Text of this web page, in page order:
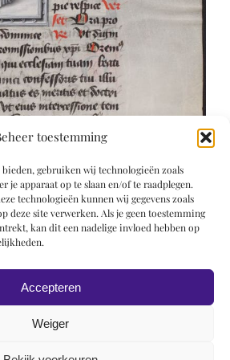
toestemming
gebruiken wij technologieën zoals
je apparaat op te slaan en/of te raadplegen.
technologieën kunnen wij gegevens zoals
deze site verwerken. Als je geen toestemming
kan dit een nadelige invloed hebben op
Accepteren
Weiger